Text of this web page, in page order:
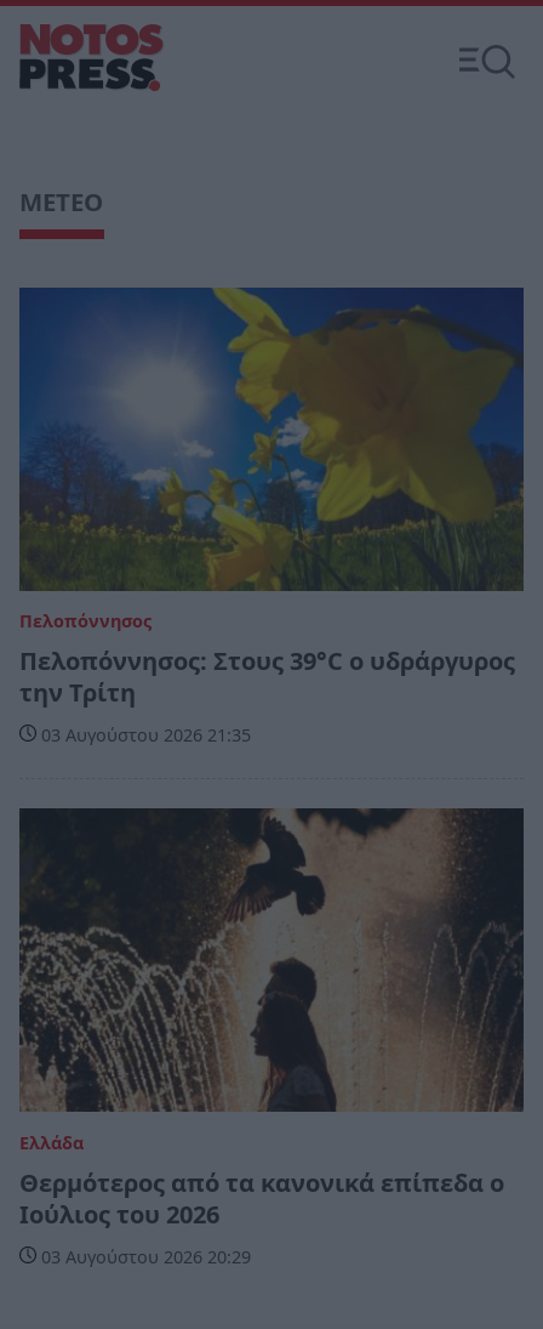
METEO
Πελοπόννησος
Πελοπόννησος: Στους 39°C ο υδράργυρος
την Τρίτη
03 Αυγούστου 2026 21:35
Ελλάδα
Θερμότερος από τα κανονικά επίπεδα ο
Ιούλιος του 2026
03 Αυγούστου 2026 20:29